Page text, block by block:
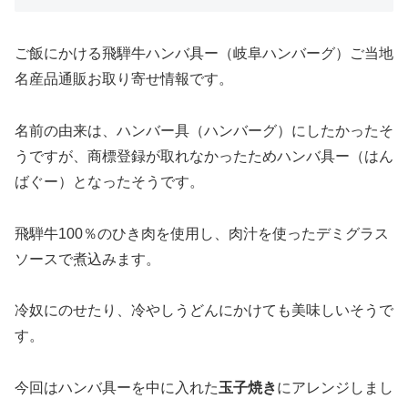
ご飯にかける飛騨牛ハンバ具ー（岐阜ハンバーグ）ご当地
名産品通販お取り寄せ情報です。
名前の由来は、ハンバー具（ハンバーグ）にしたかったそ
うですが、商標登録が取れなかったためハンバ具ー（はん
ばぐー）となったそうです。
飛騨牛100％のひき肉を使用し、肉汁を使ったデミグラス
ソースで煮込みます。
冷奴にのせたり、冷やしうどんにかけても美味しいそうで
す。
今回はハンバ具ーを中に入れた玉子焼きにアレンジしまし